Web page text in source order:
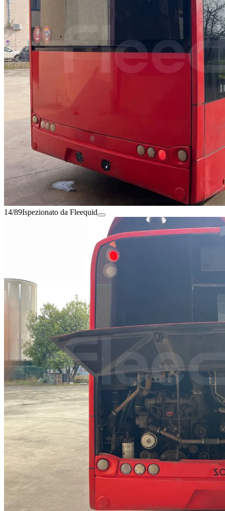
14/89Ispezionato da Fleequid